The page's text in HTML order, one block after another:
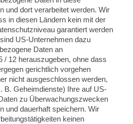
und dort verarbeitet werden. Wir
in diesen Ländern kein mit der
garantiert werden
US-Unternehmen dazu
Daten an
/ 12 herauszugeben, ohne dass
gerichtlich vorgehen
nicht ausgeschlossen werden,
B. Geheimdienste) Ihre auf US-
zu Überwachungszwecken
und dauerhaft speichern. Wir
keinen